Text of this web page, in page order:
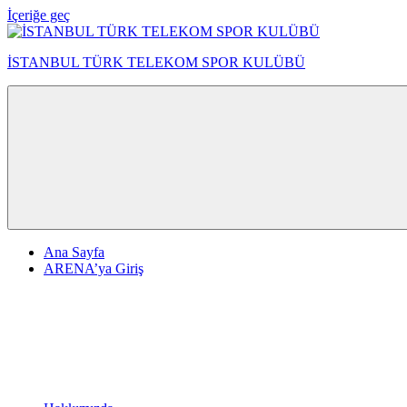
İçeriğe geç
İSTANBUL TÜRK TELEKOM SPOR KULÜBÜ
Ana Sayfa
ARENA’ya Giriş